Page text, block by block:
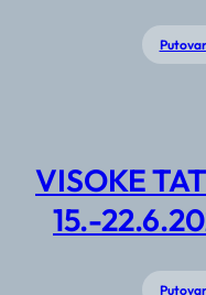
VISOKE
15.-